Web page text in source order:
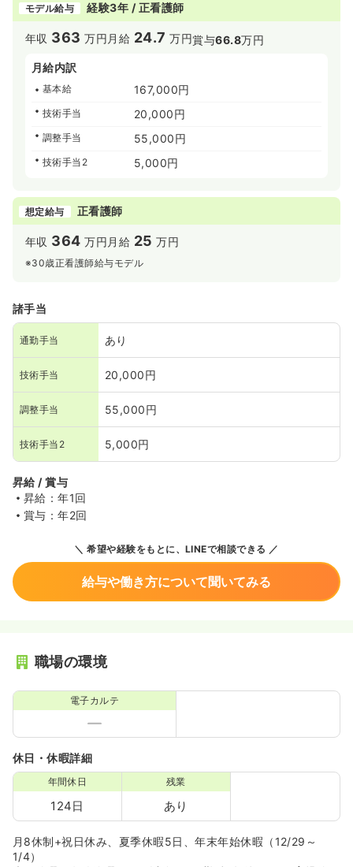
モデル給与 経験3年 / 正看護師
年収 363 万円 月給 24.7 万円賞与66.8万円
月給内訳
基本給 167,000円
技術手当 20,000円
調整手当 55,000円
技術手当2 5,000円
想定給与 正看護師
年収 364 万円 月給 25 万円
※30歳正看護師給与モデル
諸手当
通勤手当 あり
技術手当 20,000円
調整手当 55,000円
技術手当2 5,000円
昇給 / 賞与
昇給：年1回
賞与：年2回
希望や経験をもとに、LINEで相談できる
給与や働き方について聞いてみる
職場の環境
電子カルテ
休日・休暇詳細
年間休日
124日
残業
あり
月8休制+祝日休み、夏季休暇5日、年末年始休暇（12/29～
1/4）